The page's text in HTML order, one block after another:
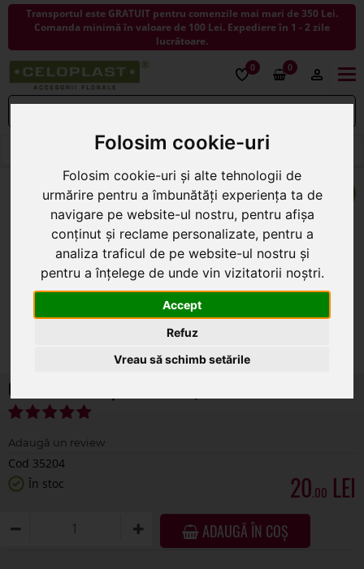
Folosim cookie-uri
Folosim cookie-uri și alte tehnologii de
urmărire pentru a îmbunătăți experiența ta de
navigare pe website-ul nostru, pentru afișa
conținut și reclame personalizate, pentru a
analiza traficul de pe website-ul nostru și
pentru a înțelege de unde vin vizitatorii noștri.
Accept
Refuz
Vreau să schimb setările
Transportul este GRATUIT pentru comenzile mai mari de 350 Lei.
Comanda minimă în valoare de 100 Lei. Expediere în 1 - 2 zile
lucrătoare.
0 0
< ÎNAPOI LA COSURI
Cos oval lemn pentru aranjamente florale
Cod 35204
În stoc
20.00
ADAUGĂ ÎN COȘ